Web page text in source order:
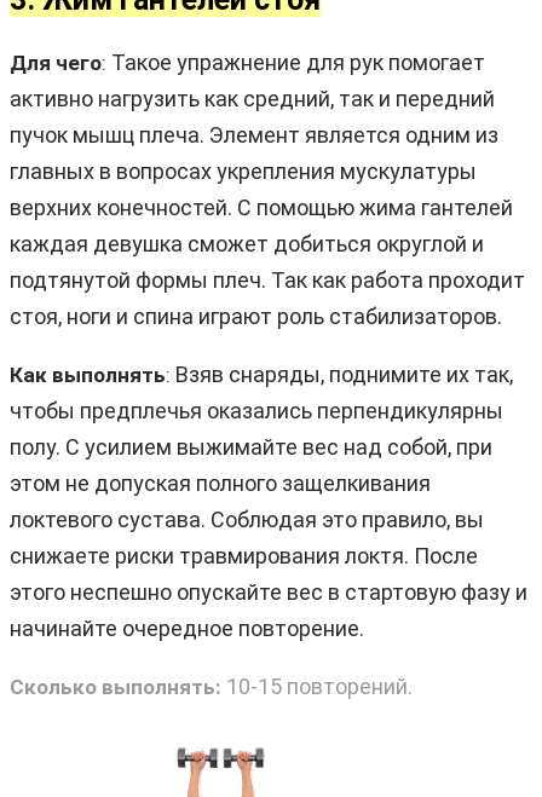
Для чего: Такое упражнение для рук помогает
активно нагрузить как средний, так и передний
пучок мышц плеча. Элемент является одним из
главных в вопросах укрепления мускулатуры
верхних конечностей. С помощью жима гантелей
каждая девушка сможет добиться округлой и
подтянутой формы плеч. Так как работа проходит
стоя, ноги и спина играют роль стабилизаторов.
Как выполнять: Взяв снаряды, поднимите их так,
чтобы предплечья оказались перпендикулярны
полу. С усилием выжимайте вес над собой, при
этом не допуская полного защелкивания
локтевого сустава. Соблюдая это правило, вы
снижаете риски травмирования локтя. После
этого неспешно опускайте вес в стартовую фазу и
начинайте очередное повторение.
Сколько выполнять: 10-15 повторений.